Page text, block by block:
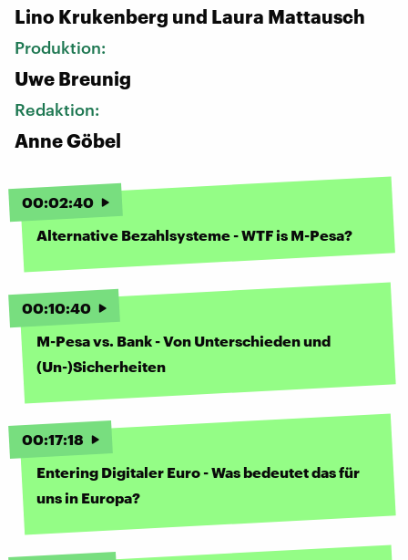
Lino Krukenberg und Laura Mattausch
Produktion:
Uwe Breunig
Redaktion:
Anne Göbel
00:02:40
Alternative Bezahlsysteme - WTF is M-Pesa?
00:10:40
M-Pesa vs. Bank - Von Unterschieden und
(Un-)Sicherheiten
00:17:18
Entering Digitaler Euro - Was bedeutet das für
uns in Europa?